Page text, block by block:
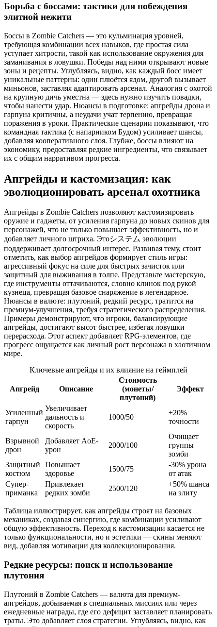
Борьба с боссами: тактики для побеждения
элитной нежити
Боссы в Zombie Catchers — это кульминация уровней,
требующая комбинации всех навыков, где простая сила
уступает хитрости, такой как использование окружения для
заманивания в ловушки. Победы над ними открывают новые
зоны и рецепты. Углубляясь, видно, как каждый босс имеет
уникальные паттерны: один плюётся ядом, другой вызывает
миньонов, заставляя адаптировать арсенал. Аналогия с охотой
на крупную дичь уместна — здесь нужно изучить повадки,
чтобы нанести удар. Нюансы в подготовке: апгрейды дрона и
гарпуна критичны, а неудачи учат терпению, превращая
поражения в уроки. Практические сценарии показывают, что
командная тактика (с напарником Будом) усиливает шансы,
добавляя кооперативного слоя. Глубже, боссы влияют на
экономику, предоставляя редкие ингредиенты, что связывает
их с общим нарративом прогресса.
Апгрейды и кастомизация: как
эволюционировать арсенал охотника
Апгрейды в Zombie Catchers позволяют кастомизировать
оружие и гаджеты, от усиления гарпуна до новых скинов для
персонажей, что не только повышает эффективность, но и
добавляет личного штриха. Этоシステム эволюции
поддерживает долгосрочный интерес. Развивая тему, стоит
отметить, как выбор апгрейдов формирует стиль игры:
агрессивный фокус на силе для быстрых зачисток или
защитный для выживания в толпе. Представьте мастерскую,
где инструменты оттачиваются, словно клинок под рукой
кузнеца, превращая базовое снаряжение в легендарное.
Нюансы в валюте: плутоний, редкий ресурс, тратится на
премиум-улучшения, требуя стратегического распределения.
Примеры демонстрируют, что игроки, балансирующие
апгрейды, достигают высот быстрее, избегая ловушки
перерасхода. Этот аспект добавляет RPG-элементов, где
прогресс ощущается как личный рост персонажа в хаотичном
мире.
Ключевые апгрейды и их влияние на геймплей
Апгрейд Описание
Стоимость
(монеты/
плутоний)
Эффект
Усиленный
гарпун
Увеличивает
дальность и
скорость
1000/50
+20%
точности
Взрывной
дрон
Добавляет AoE-
урон
2000/100
Очищает
группы
зомби
Защитный
костюм
Повышает
здоровье
1500/75
-30% урона
от атак
Супер-
приманка
Привлекает
редких зомби
2500/120
+50% шанса
на элиту
Таблица иллюстрирует, как апгрейды строят на базовых
механиках, создавая синергию, где комбинации усиливают
общую эффективность. Переход к кастомизации касается не
только функциональности, но и эстетики — скины меняют
вид, добавляя мотивации для коллекционирования.
Редкие ресурсы: поиск и использование
плутония
Плутоний в Zombie Catchers — валюта для премиум-
апгрейдов, добываемая в специальных миссиях или через
ежедневные награды, где его дефицит заставляет планировать
траты. Это добавляет слоя стратегии. Углубляясь, видно, как